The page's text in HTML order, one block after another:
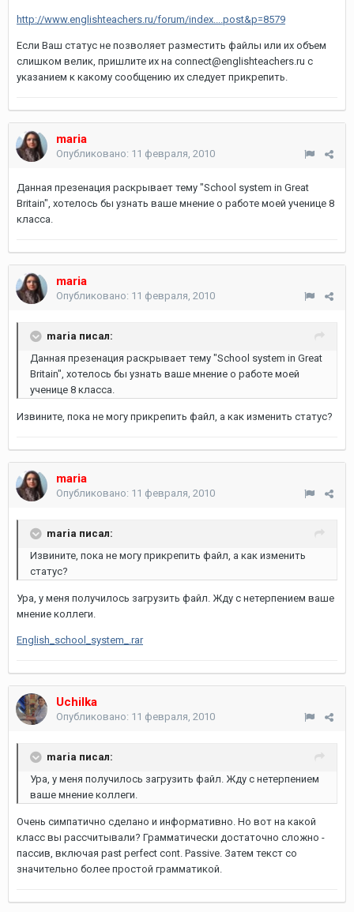
http://www.englishteachers.ru/forum/index....post&p=8579
Если Ваш статус не позволяет разместить файлы или их объем
слишком велик, пришлите их на connect@englishteachers.ru с
указанием к какому сообщению их следует прикрепить.
maria
Опубликовано: 11 февраля, 2010
Данная презенация раскрывает тему "School system in Great
Britain", хотелось бы узнать ваше мнение о работе моей ученице 8
класса.
maria
Опубликовано: 11 февраля, 2010
maria писал:
Данная презенация раскрывает тему "School system in Great
Britain", хотелось бы узнать ваше мнение о работе моей
ученице 8 класса.
Извините, пока не могу прикрепить файл, а как изменить статус?
maria
Опубликовано: 11 февраля, 2010
maria писал:
Извините, пока не могу прикрепить файл, а как изменить
статус?
Ура, у меня получилось загрузить файл. Жду с нетерпением ваше
мнение коллеги.
English_school_system_.rar
Uchilka
Опубликовано: 11 февраля, 2010
maria писал:
Ура, у меня получилось загрузить файл. Жду с нетерпением
ваше мнение коллеги.
Очень симпатично сделано и информативно. Но вот на какой
класс вы рассчитывали? Грамматически достаточно сложно -
пассив, включая past perfect cont. Passive. Затем текст со
значительно более простой грамматикой.